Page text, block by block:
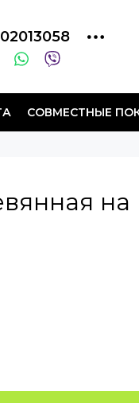
СОВМЕСТНЫЕ
на